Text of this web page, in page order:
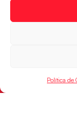
Política de
RFEBM ©